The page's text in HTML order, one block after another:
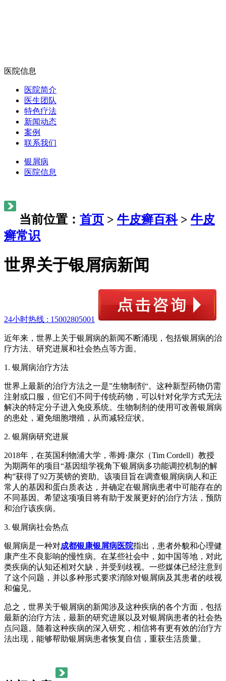
医院信息
医院简介
医生团队
特色疗法
新闻动态
案例
联系我们
银屑病
医院信息
当前位置： 首页 > 牛皮癣百科> 牛皮
癣常识
世界关于银屑病新闻
24小时热线 : 15002805001
近年来，世界上关于银屑病的新闻不断涌现，包括银屑病的治
疗方法、研究进展和社会热点等方面。
1. 银屑病治疗方法
世界上最新的治疗方法之一是”生物制剂“。这种新型药物仍需
注射或口服，但它们不同于传统药物，可以针对化学方式无法
解决的特定分子进入免疫系统。生物制剂的使用可改善银屑病
的患处，避免细胞增殖，从而减轻症状。
2. 银屑病研究进展
2018年，在英国利物浦大学，蒂姆·康尔（Tim Cordell）教授
为期两年的项目“基因组学视角下银屑病多功能调控机制的解
构”获得了92万英镑的资助。该项目旨在调查银屑病病人和正
常人的基因和蛋白质表达，并确定在银屑病患者中可能存在的
不同基因。希望这项项目将有助于发展更好的治疗方法，预防
和治疗该疾病。
3. 银屑病社会热点
银屑病是一种对成都银康银屑病医院指出，患者外貌和心理健
康产生不良影响的慢性病。在某些社会中，如中国等地，对此
类疾病的认知还相对欠缺，并受到歧视。一些媒体已经注意到
了这个问题，并以多种形式要求消除对银屑病及其患者的歧视
和偏见。
总之，世界关于银屑病的新闻涉及这种疾病的各个方面，包括
最新的治疗方法，最新的研究进展以及对银屑病患者的社会热
点问题。随着这种疾病的深入研究，相信将有更有效的治疗方
法出现，能够帮助银屑病患者恢复自信，重获生活质量。